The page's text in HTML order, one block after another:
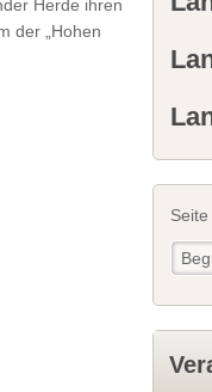
Herde ihren
der „Hohen